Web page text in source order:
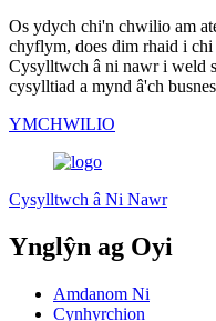
Os ydych chi'n chwilio am
chyflym, does dim rhaid i
Cysylltwch â ni nawr i weld
cysylltiad a mynd â'ch
YMCHWILIO
Cysylltwch â Ni Nawr
Ynglŷn ag Oyi
Amdanom Ni
Cynhyrchion